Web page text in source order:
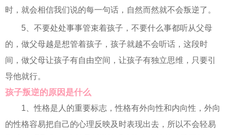
时，就会相信我们说的每一句话，自然而然就不会叛逆了。
5、不要处处事事管束着孩子，不要什么事都听从父母
的，做父母越是想管着孩子，孩子就越不会听话，这段时
间，做父母让孩子有自由空间，让孩子有独立思维，只要引
导他就行。
孩子叛逆的原因是什么
1、性格是人的重要标志，性格有外向性和内向性，外向
的性格容易把自己的心理反映及时表现出去，所以不会轻易